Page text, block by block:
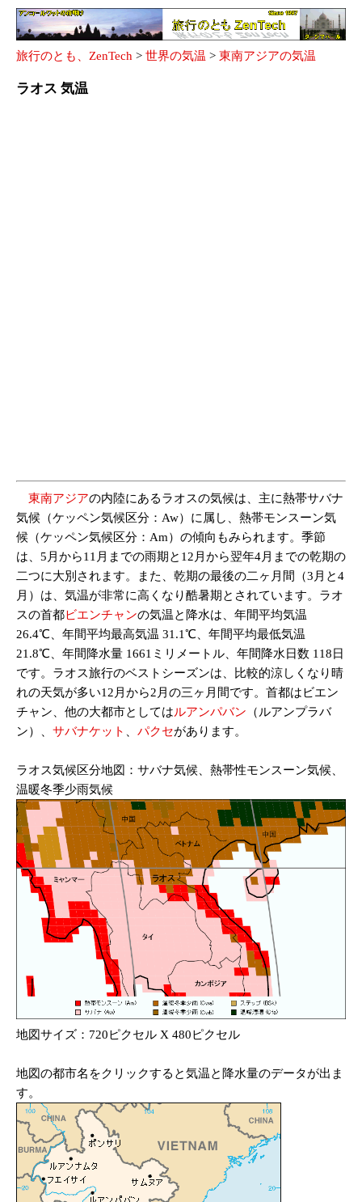
旅行のとも、ZenTech > 世界の気温 > 東南アジアの気温
ラオス 気温
東南アジアの内陸にあるラオスの気候は、主に熱帯サバナ
気候（ケッペン気候区分：Aw）に属し、熱帯モンスーン気
候（ケッペン気候区分：Am）の傾向もみられます。季節
は、5月から11月までの雨期と12月から翌年4月までの乾期の
二つに大別されます。また、乾期の最後の二ヶ月間（3月と4
月）は、気温が非常に高くなり酷暑期とされています。ラオ
スの首都ビエンチャンの気温と降水は、年間平均気温
26.4℃、年間平均最高気温 31.1℃、年間平均最低気温
21.8℃、年間降水量 1661ミリメートル、年間降水日数 118日
です。ラオス旅行のベストシーズンは、比較的涼しくなり晴
れの天気が多い12月から2月の三ヶ月間です。首都はビエン
チャン、他の大都市としてはルアンパバン （ルアンプラバ
ン）、 サバナケット パクセがあります。
ラオス気候区分地図：サバナ気候、熱帯性モンスーン気候、
温暖冬季少雨気候
地図サイズ：720ピクセル X 480ピクセル
地図の都市名をクリックすると気温と降水量のデータが出ま
す。